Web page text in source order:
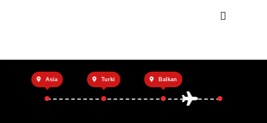
Utama
Private TripAsia Turki Balkan